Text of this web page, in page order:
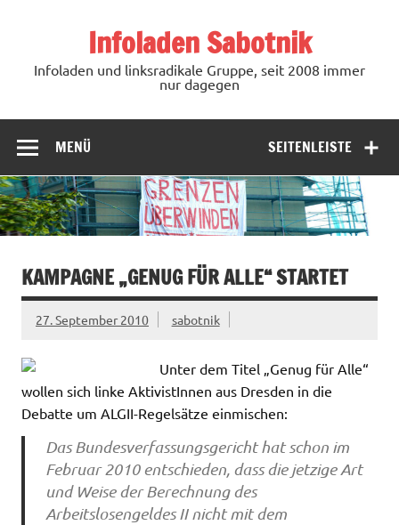
Infoladen Sabotnik
Infoladen und linksradikale Gruppe, seit 2008 immer
nur dagegen
SEITENLEISTE
MENÜ
KAMPAGNE „GENUG FÜR ALLE“ STARTET
27. September 2010 sabotnik
Unter dem Titel „Genug für Alle“
wollen sich linke AktivistInnen aus Dresden in die
Debatte um ALGII-Regelsätze einmischen:
Das Bundesverfassungsgericht hat schon im
Februar 2010 entschieden, dass die jetzige Art
und Weise der Berechnung des
Arbeitslosengeldes II nicht mit dem